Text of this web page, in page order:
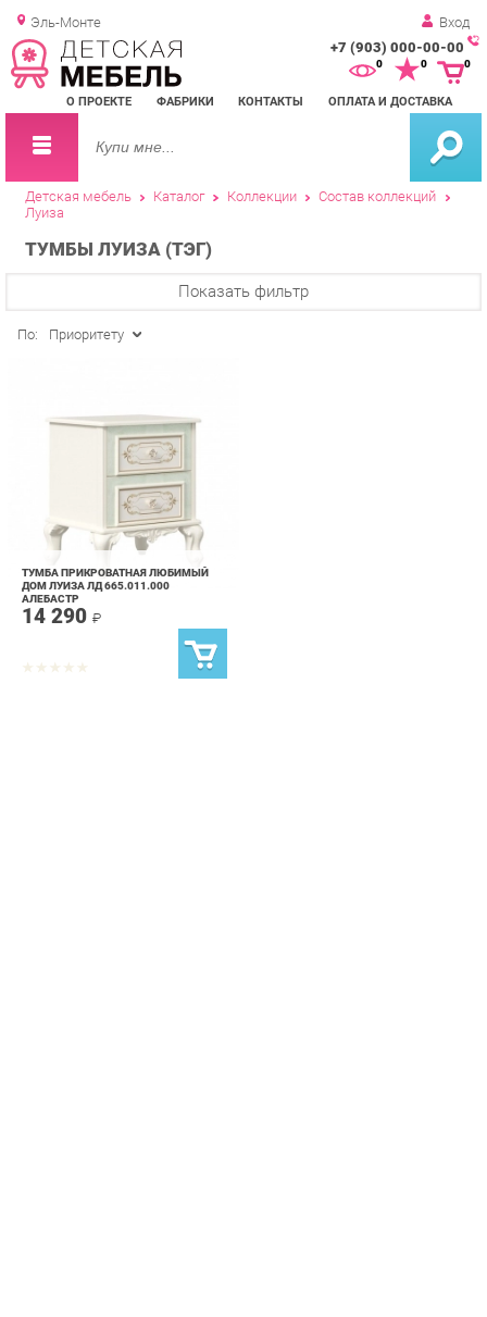
Эль-Монте Вход
+7 (903) 000-00-00
О ПРОЕКТЕ ФАБРИКИ КОНТАКТЫ ОПЛАТА И ДОСТАВКА
0 0
Детская мебель Каталог Коллекции Состав коллекций
Луиза
ТУМБЫ ЛУИЗА (ТЭГ)
ТУМБА ПРИКРОВАТНАЯ ЛЮБИМЫЙ
АЛЕБАСТР
14 290₽